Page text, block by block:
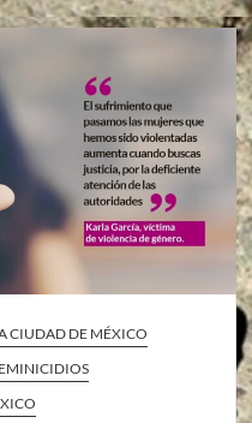
CIUDAD DE MÉXICO